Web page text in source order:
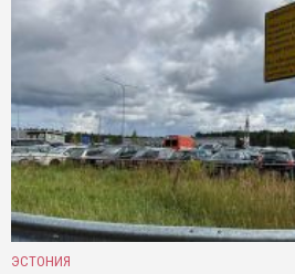
ЭСТОНИЯ